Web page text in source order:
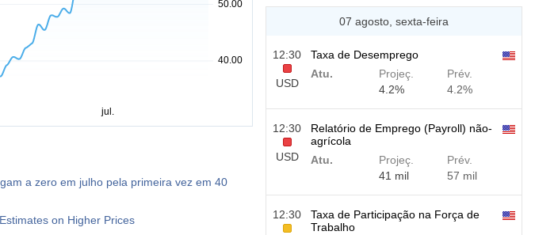
a zero em julho pela primeira vez em 40
on Higher Prices
07 agosto, sexta-feira
12:30
USD
Taxa de Desemprego
Atu.
Projeç.
4.2%
Prév.
4.2%
12:30
USD
Relatório de Emprego (Payroll) não-
agrícola
Atu.
Projeç.
41 mil
Prév.
57 mil
12:30
Taxa de Participação na Força de
Trabalho